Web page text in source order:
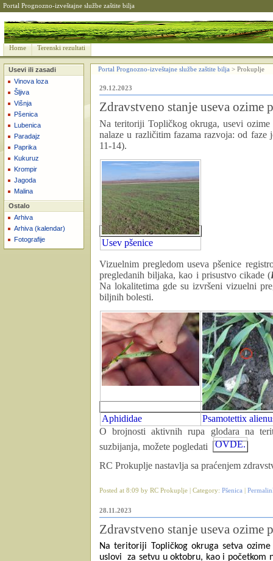
Portal Prognozno-izveštajne službe zaštite bilja
Home Terenski rezultati
Usevi ili zasadi
Vinova loza
Šljiva
Višnja
Pšenica
Lubenica
Paradajz
Paprika
Kukuruz
Krompir
Jagoda
Malina
Ostalo
Arhiva
Arhiva (kalendar)
Fotografije
Portal Prognozno-izveštajne službe zaštite bilja > Prokuplje
29.12.2023
Zdravstveno stanje useva
Na teritoriji Topličkog okruga, usevi ozime
nalaze u različitim fazama razvoja: od
11-14).
Usev pšenice
Vizuelnim pregledom useva pšenice
pregledanih biljaka, kao i prisustvo cikade (
Na lokalitetima gde su izvršeni vizuelni
biljnih bolesti.
Aphididae
Psamotettix
O brojnosti aktivnih rupa glodara na
suzbijanja, možete pogledati
OVDE.
RC Prokuplje nastavlja sa praćenjem
Posted at 8:09 by RC Prokuplje | Category: Pšenica
28.11.2023
Zdravstveno stanje useva
Na teritoriji Topličkog okruga setva
uslovi
za setvu u oktobru, kao i početkom